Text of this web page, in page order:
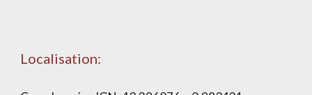
Localisation: